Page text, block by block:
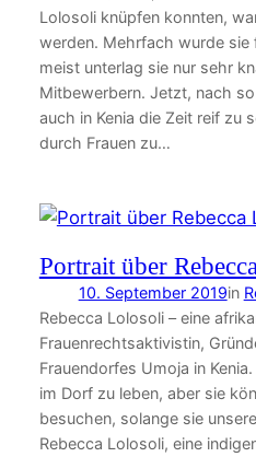
Lolosoli knüpfen konnten,
werden. Mehrfach wurde sie
meist unterlag sie nur sehr
Mitbewerbern. Jetzt, nach
auch in Kenia die Zeit reif zu
durch Frauen zu…
Portrait über
10. September 2019in
Rebecca Lolosoli – eine
Frauenrechtsaktivistin,
Frauendorfes Umoja in
im Dorf zu leben, aber sie
besuchen, solange sie
Rebecca Lolosoli, eine